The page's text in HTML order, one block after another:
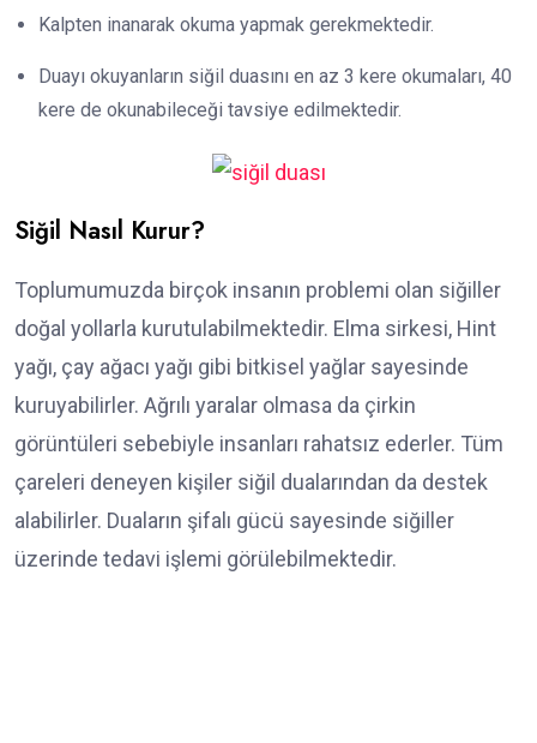
Kalpten inanarak okuma yapmak gerekmektedir.
Duayı okuyanların siğil duasını en az 3 kere okumaları, 40
kere de okunabileceği tavsiye edilmektedir.
Siğil Nasıl Kurur?
Toplumumuzda birçok insanın problemi olan siğiller
doğal yollarla kurutulabilmektedir. Elma sirkesi, Hint
yağı, çay ağacı yağı gibi bitkisel yağlar sayesinde
kuruyabilirler. Ağrılı yaralar olmasa da çirkin
görüntüleri sebebiyle insanları rahatsız ederler. Tüm
çareleri deneyen kişiler siğil dualarından da destek
alabilirler. Duaların şifalı gücü sayesinde siğiller
üzerinde tedavi işlemi görülebilmektedir.